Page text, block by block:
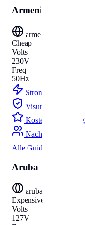
Armenien
armenia
Cheap
Volts
230V
Freq
50Hz
Strom
Visum
Kosten
Umzug
Nachnamen
Alle Guides
Aruba
aruba
Expensive
Volts
127V